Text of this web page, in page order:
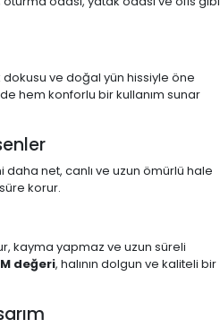
dokusu ve doğal yün hissiyle öne
hem konforlu bir kullanım sunar
daha net, canlı ve uzun ömürlü hale
korur.
kayma yapmaz ve uzun süreli
değeri, halının dolgun ve kaliteli bir